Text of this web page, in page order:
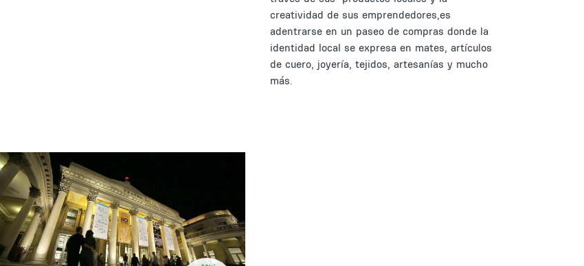
creatividad de sus emprendedores,es
adentrarse en un paseo de compras donde la
identidad local se expresa en mates, artículos
de cuero, joyería, tejidos, artesanías y mucho
más.